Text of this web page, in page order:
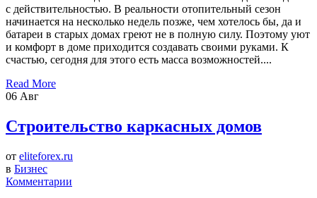
с действительностью. В реальности отопительный сезон
начинается на несколько недель позже, чем хотелось бы, да и
батареи в старых домах греют не в полную силу. Поэтому уют
и комфорт в доме приходится создавать своими руками. К
счастью, сегодня для этого есть масса возможностей....
Read More
06 Авг
Строительство каркасных домов
от eliteforex.ru
в Бизнес
Комментарии